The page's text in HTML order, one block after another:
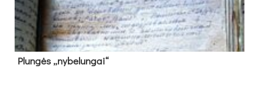
Plun­gės „ny­be­lun­gai“